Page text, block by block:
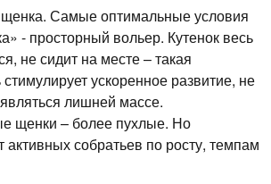
Самые оптимальные условия
- просторный вольер. Кутенок весь
не сидит на месте – такая
стимулирует ускоренное развитие, не
лишней массе.
щенки – более пухлые. Но
активных собратьев по росту, темпам